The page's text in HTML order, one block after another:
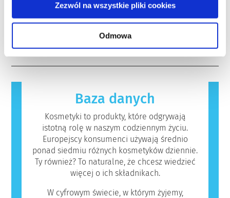
Zezwól na wszystkie pliki cookies
Odmowa
powodujące zaburzenia układu
hormonalnego.
Rygorystyczne oceny bezpieczeństwa
produktów przeprowadzane przez
wykwalifikowanych ekspertów naukowych, do
których przeprowadzenia firmy są prawnie
potencjalne zagrożenia, w tym potencjalne
zaburzenia funkcjonowania układu
hormonalnego.
testowania na zwierzętach w celu oceny
bezpieczeństwa składników i produktów
Wiele substancji, zarówno naturalnych jak i
reakcję alergiczną. Występuje ona, kiedy
układ odpornościowy danej osoby zareaguje
na substancje, które dla większości ludzi są
nieszkodliwe. Substancja, która powoduje
mogą zawierać składniki, które dla niektórych
osób mogą okazać się alergizujące. Nie
oznacza to jednak, że produkt nie jest
bezpieczny dla innych.
Baza danych
Kosmetyki to produkty, które odgrywają
istotną rolę w naszym codziennym życiu.
Europejscy konsumenci używają średnio
ponad siedmiu różnych kosmetyków dziennie.
Ty również? To naturalne, że chcesz wiedzieć
więcej o ich składnikach.
W cyfrowym świecie, w którym żyjemy,